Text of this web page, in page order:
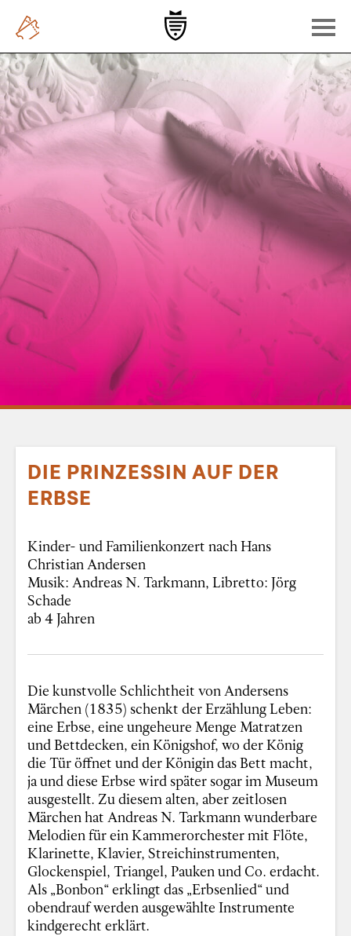
DIE PRINZESSIN AUF DER
ERBSE
Kinder- und Familienkonzert nach Hans
Christian Andersen
Musik: Andreas N. Tarkmann, Libretto: Jörg
Schade
ab 4 Jahren
Die kunstvolle Schlichtheit von Andersens
Märchen (1835) schenkt der Erzählung Leben:
eine Erbse, eine ungeheure Menge Matratzen
und Bettdecken, ein Königshof, wo der König
die Tür öffnet und der Königin das Bett macht,
ja und diese Erbse wird später sogar im Museum
ausgestellt. Zu diesem alten, aber zeitlosen
Märchen hat Andreas N. Tarkmann wunderbare
Melodien für ein Kammerorchester mit Flöte,
Klarinette, Klavier, Streichinstrumenten,
Glockenspiel, Triangel, Pauken und Co. erdacht.
Als „Bonbon“ erklingt das „Erbsenlied“ und
obendrauf werden ausgewählte Instrumente
kindgerecht erklärt.